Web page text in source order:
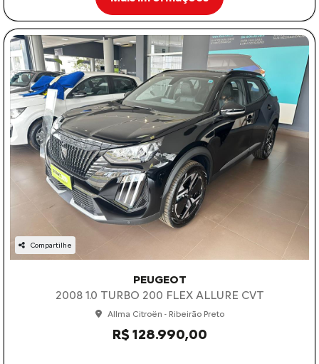
Compartilhe
PEUGEOT
2008 1.0 TURBO 200 FLEX ALLURE CVT
Allma Citroën - Ribeirão Preto
R$ 128.990,00